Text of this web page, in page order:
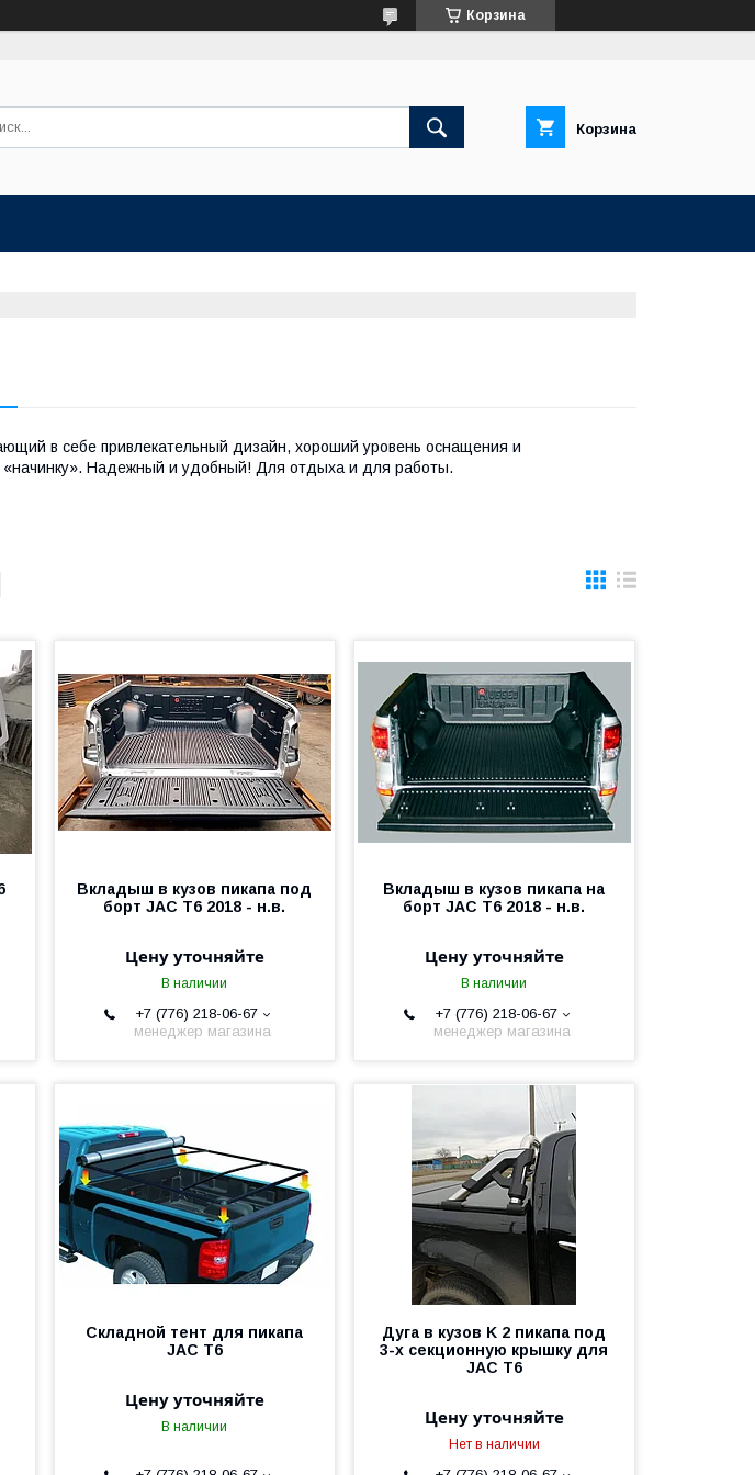
Корзина
Корзина
в себе привлекательный дизайн, хороший уровень оснащения и
«начинку». Надежный и удобный! Для отдыха и для работы.
Вкладыш в кузов пикапа под
борт JAC T6 2018 - н.в.
Цену уточняйте
В наличии
+7 (776) 218-06-67
менеджер магазина
Вкладыш в кузов пикапа на
борт JAC T6 2018 - н.в.
Цену уточняйте
В наличии
+7 (776) 218-06-67
менеджер магазина
Складной тент для пикапа
JAC T6
Цену уточняйте
В наличии
Дуга в кузов K 2 пикапа под
3-х секционную крышку для
JAC T6
Цену уточняйте
Нет в наличии